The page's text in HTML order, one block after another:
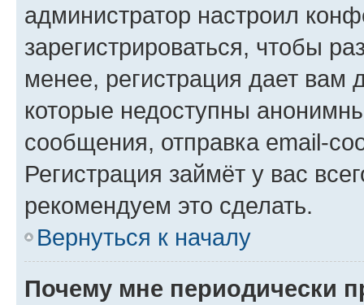
администратор настроил
зарегистрироваться, чтобы
менее, регистрация дает вам
которые недоступны
сообщения, отправка email-
Регистрация займёт у вас
рекомендуем это сделать.
Вернуться к началу
Почему мне периодически